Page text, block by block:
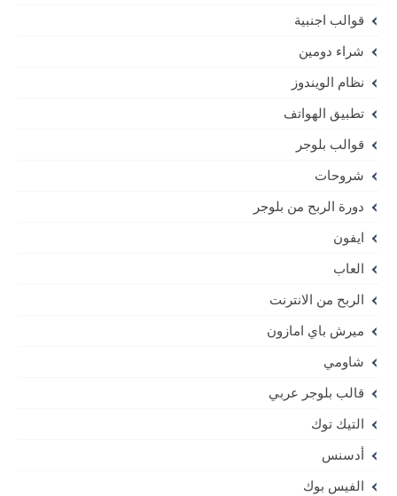
قوالب اجنبية
شراء دومين
نظام الويندوز
تطبيق الهواتف
قوالب بلوجر
شروحات
دورة الربح من بلوجر
ايفون
العاب
الربح من الانترنت
ميرش باي امازون
شاومي
قالب بلوجر عربي
التيك توك
أدسنس
الفيس بوك